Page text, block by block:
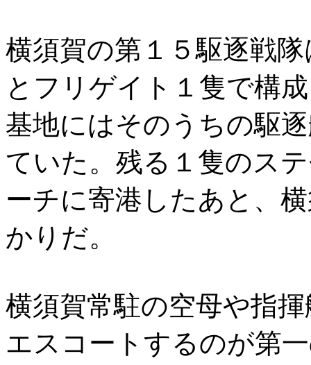
横須賀の第１５駆逐戦
とフリゲイト１隻で構
基地にはそのうちの駆
ていた。残る１隻のス
ーチに寄港したあと、
かりだ。
横須賀常駐の空母や指
エスコートするのが第